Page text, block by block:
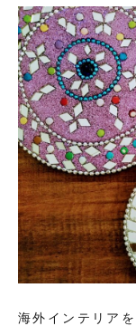
海外インテリア